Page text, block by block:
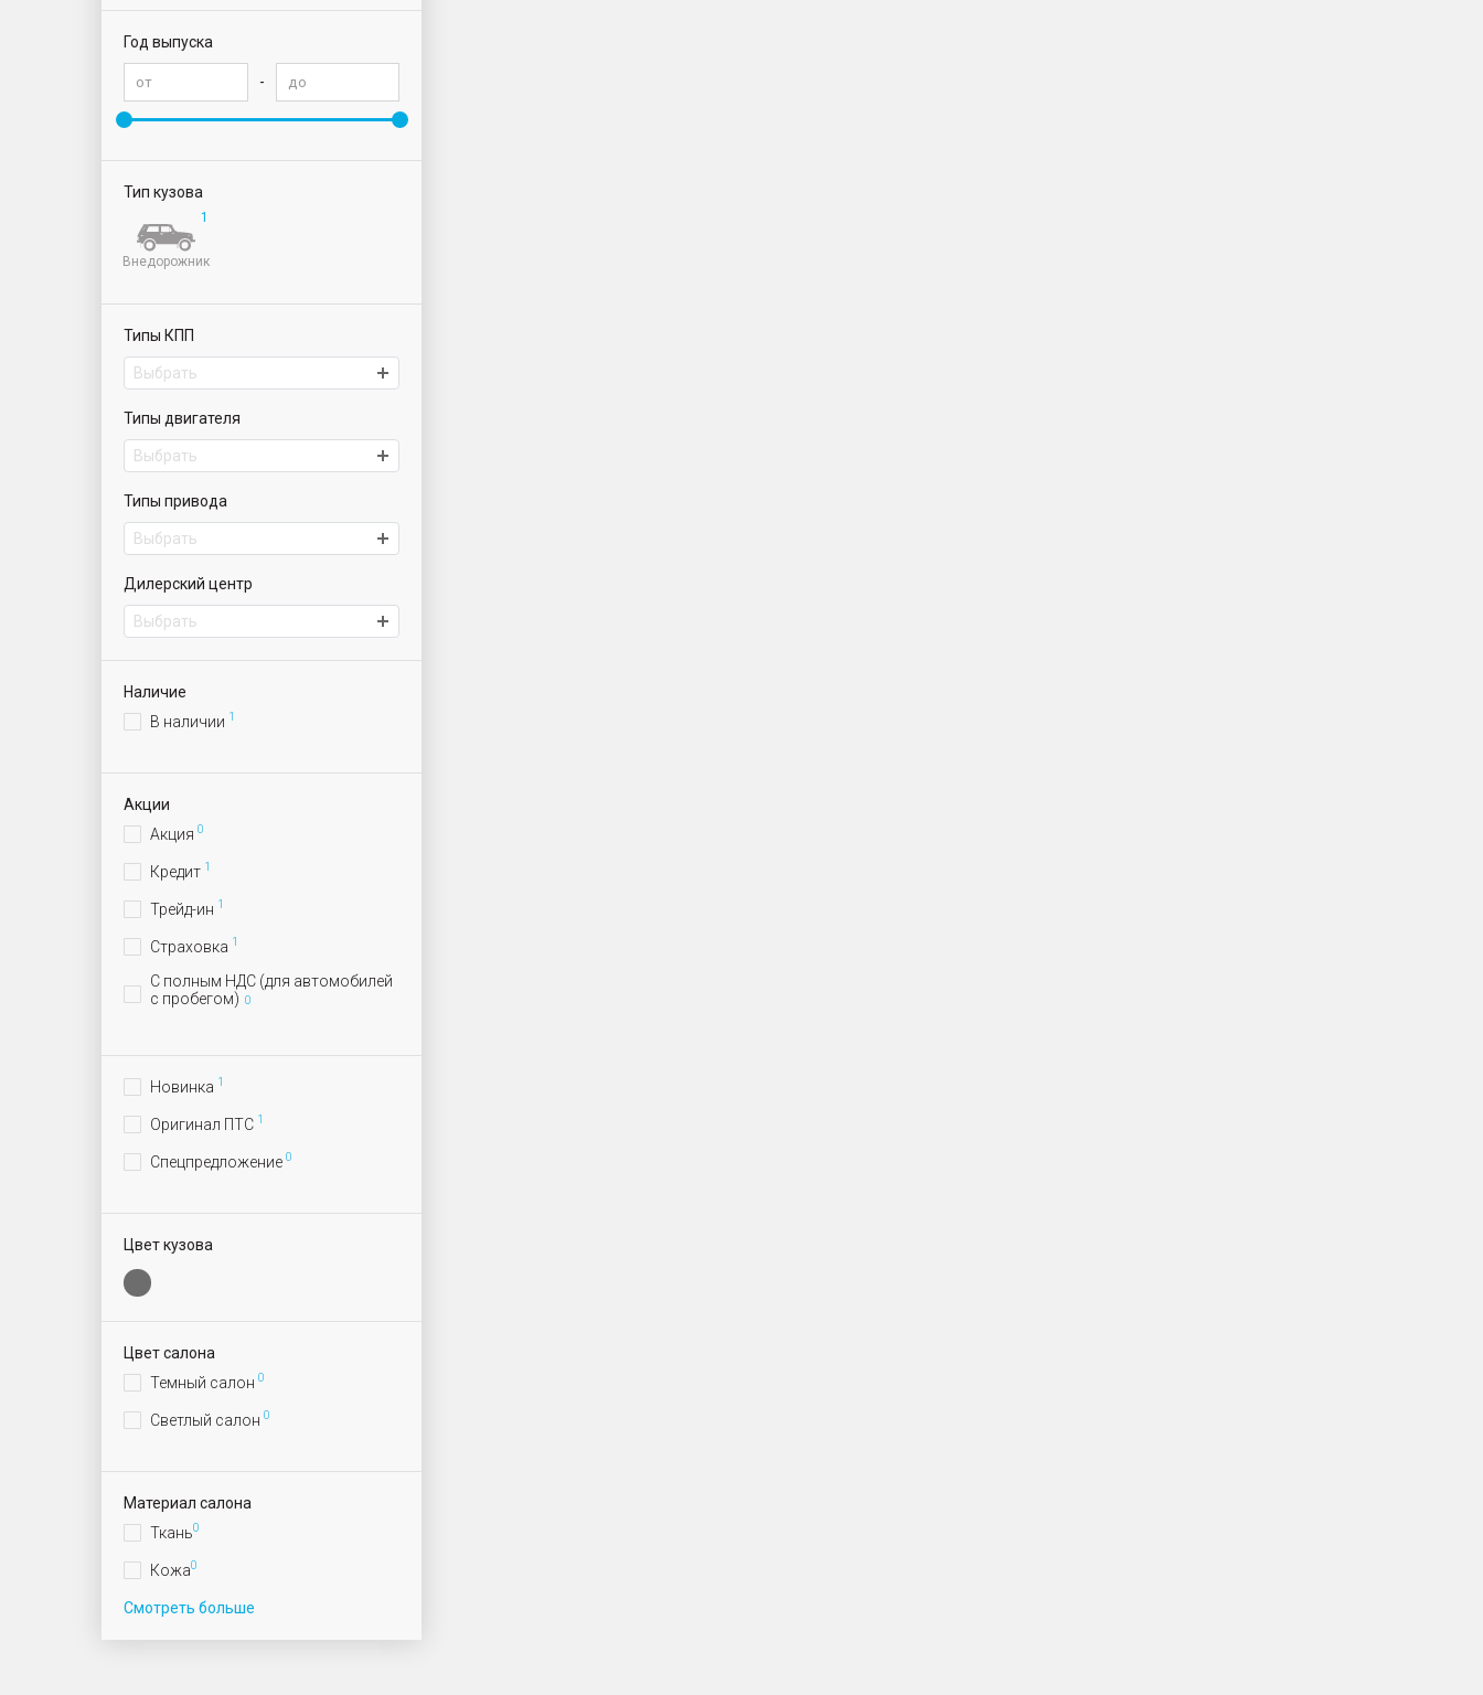
Год выпуска
-
Тип кузова
1
Внедорожник
Типы КПП
Выбрать
Типы двигателя
Выбрать
Типы привода
Выбрать
Дилерский центр
Выбрать
Наличие
В наличии 1
Акции
Акция 0
Кредит 1
Трейд-ин 1
Страховка 1
С полным НДС (для автомобилей
с пробегом) 0
Новинка 1
Оригинал ПТС 1
Спецпредложение 0
Цвет кузова
Цвет салона
Темный салон 0
Светлый салон 0
Материал салона
Ткань0
Кожа0
Смотреть больше